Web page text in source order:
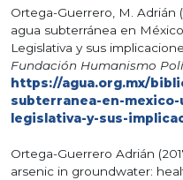
Ortega-Guerrero, M. Adrián
agua subterránea en
Legislativa y sus
Fundación Humanismo
https://agua.org.mx/
subterranea-en-
legislativa-y-sus-
Ortega-Guerrero Adrián
arsenic in groundwater: